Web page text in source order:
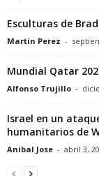
Esculturas de
Martin Perez -
Mundial Qatar
Alfonso Trujillo -
Israel en un
humanitarios de
Anibal Jose - abril 3,